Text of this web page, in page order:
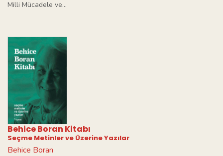
Milli Mücadele ve...
Behice Boran Kitabı
Seçme Metinler ve Üzerine Yazılar
Behice Boran